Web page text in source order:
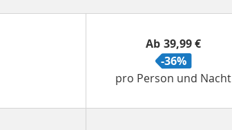
Ab 39,99 €
-36%
pro Person und Nacht